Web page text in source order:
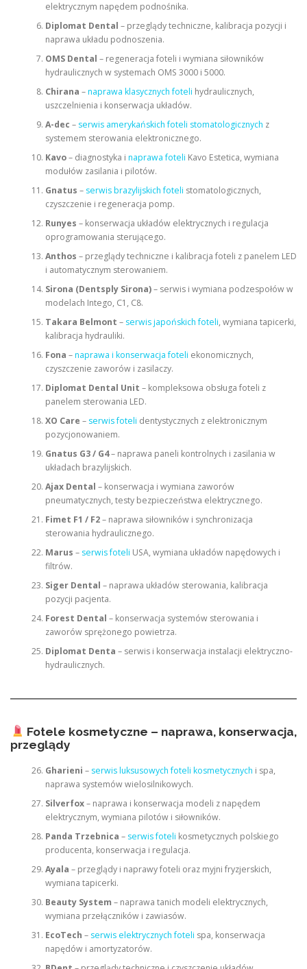
elektrycznym napędem podnośnika.
Diplomat Dental – przeglądy techniczne, kalibracja pozycji i
naprawa układu podnoszenia.
OMS Dental – regeneracja foteli i wymiana siłowników
hydraulicznych w systemach OMS 3000 i 5000.
Chirana –naprawa klasycznych foteli hydraulicznych,
uszczelnienia i konserwacja układów.
A-dec – serwis amerykańskich foteli stomatologicznych z
systemem sterowania elektronicznego.
Kavo– diagnostyka i naprawa foteli Kavo Estetica, wymiana
modułów zasilania i pilotów.
Gnatus – serwis brazylijskich foteli stomatologicznych,
czyszczenie i regeneracja pomp.
Runyes – konserwacja układów elektrycznych i regulacja
oprogramowania sterującego.
Anthos – przeglądy techniczne i kalibracja foteli z panelem LED
i automatycznym sterowaniem.
Sirona (Dentsply Sirona)– serwis i wymiana podzespołów w
modelach Intego, C1, C8.
Takara Belmont – serwis japońskich foteli, wymiana tapicerki,
kalibracja hydrauliki.
Fona –naprawa i konserwacja foteli ekonomicznych,
czyszczenie zaworów i zasilaczy.
Diplomat Dental Unit – kompleksowa obsługa foteli z
panelem sterowania LED.
XO Care – serwis foteli dentystycznych z elektronicznym
pozycjonowaniem.
Gnatus G3 / G4– naprawa paneli kontrolnych i zasilania w
układach brazylijskich.
Ajax Dental – konserwacja i wymiana zaworów
pneumatycznych, testy bezpieczeństwa elektrycznego.
Fimet F1 / F2– naprawa siłowników i synchronizacja
sterowania hydraulicznego.
Marus – serwis foteli USA, wymiana układów napędowych i
filtrów.
Siger Dental – naprawa układów sterowania, kalibracja
pozycji pacjenta.
Forest Dental – konserwacja systemów sterowania i
zaworów sprężonego powietrza.
Diplomat Denta – serwis i konserwacja instalacji elektryczno-
hydraulicznych.
Fotele kosmetyczne – naprawa, konserwacja,
przeglądy
Gharieni – serwis luksusowych foteli kosmetycznych i spa,
naprawa systemów wielosilnikowych.
Silverfox– naprawa i konserwacja modeli z napędem
elektrycznym, wymiana pilotów i siłowników.
Panda Trzebnica – serwis foteli kosmetycznych polskiego
producenta, konserwacja i regulacja.
Ayala – przeglądy i naprawy foteli oraz myjni fryzjerskich,
wymiana tapicerki.
Beauty System – naprawa tanich modeli elektrycznych,
wymiana przełączników i zawiasów.
EcoTech – serwis elektrycznych foteli spa, konserwacja
napędów i amortyzatorów.